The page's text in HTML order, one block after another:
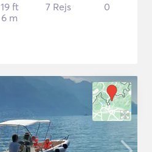
19 ft
6 m
7 Rejs 0